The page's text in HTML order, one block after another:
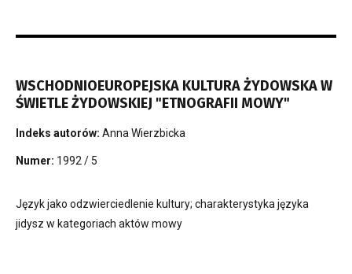
WSCHODNIOEUROPEJSKA KULTURA ŻYDOWSKA W
ŚWIETLE ŻYDOWSKIEJ "ETNOGRAFII MOWY"
Indeks autorów: Anna Wierzbicka
Numer: 1992 / 5
Język jako odzwierciedlenie kultury; charakterystyka języka
jidysz w kategoriach aktów mowy